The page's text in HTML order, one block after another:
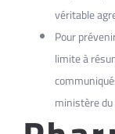
véritable
Pour
limite à
ministère